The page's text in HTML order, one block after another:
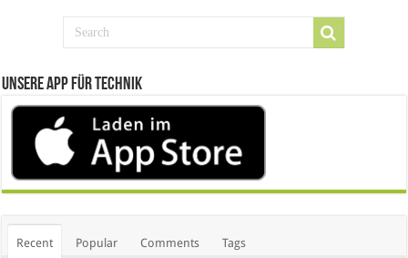
Unsere App für Technik
Recent Popular Comments Tags